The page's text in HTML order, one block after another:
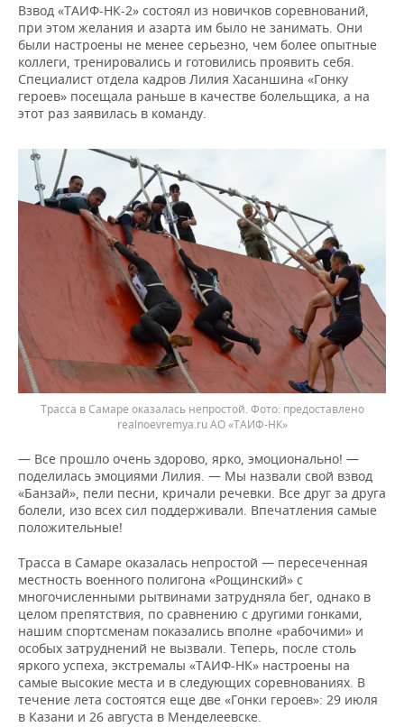
Взвод «ТАИФ-НК-2» состоял из новичков соревнований,
при этом желания и азарта им было не занимать. Они
были настроены не менее серьезно, чем более опытные
коллеги, тренировались и готовились проявить себя.
Специалист отдела кадров Лилия Хасаншина «Гонку
героев» посещала раньше в качестве болельщика, а на
этот раз заявилась в команду.
Трасса в Самаре оказалась непростой. Фото: предоставлено
realnoevremya.ru АО «ТАИФ-НК»
— Все прошло очень здорово, ярко, эмоционально! —
поделилась эмоциями Лилия. — Мы назвали свой взвод
«Банзай», пели песни, кричали речевки. Все друг за друга
болели, изо всех сил поддерживали. Впечатления самые
положительные!
Трасса в Самаре оказалась непростой — пересеченная
местность военного полигона «Рощинский» с
многочисленными рытвинами затрудняла бег, однако в
целом препятствия, по сравнению с другими гонками,
нашим спортсменам показались вполне «рабочими» и
особых затруднений не вызвали. Теперь, после столь
яркого успеха, экстремалы «ТАИФ-НК» настроены на
самые высокие места и в следующих соревнованиях. В
течение лета состоятся еще две «Гонки героев»: 29 июля
в Казани и 26 августа в Менделеевске.